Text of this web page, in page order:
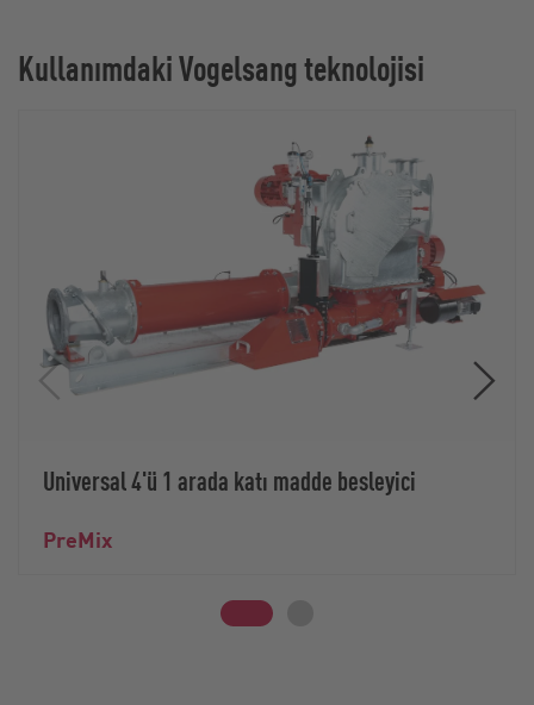
Kullanımdaki Vogelsang teknolojisi
Universal 4'ü 1 arada katı madde besleyici
PreMix